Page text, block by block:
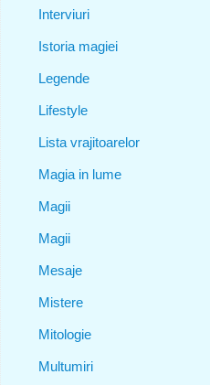
Interviuri
Istoria magiei
Legende
Lifestyle
Lista vrajitoarelor
Magia in lume
Magii
Magii
Mesaje
Mistere
Mitologie
Multumiri